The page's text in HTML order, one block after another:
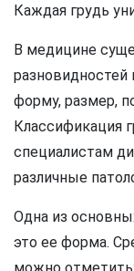
Каждая грудь
В медицине
разновидностей
форму, размер,
Классификация
специалистам
различные
Одна из
это ее форма.